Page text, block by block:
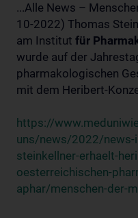
...Alle News –
10-2022) Thomas
am Institut für
wurde auf der
pharmakologischen
mit dem Heribert-
https://
uns/news/2022/
steinkellner-erhaelt-
oesterreichischen-
aphar/menschen-der-